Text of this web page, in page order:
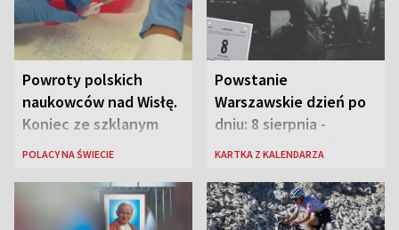
Powroty polskich
naukowców nad Wisłę.
Koniec ze szklanym
sufitem
POLACY NA ŚWIECIE
Powstanie
Warszawskie dzień po
dniu: 8 sierpnia -
rozbrzmiewa radio
„Antka Rozpylacza”
KARTKA Z KALENDARZA